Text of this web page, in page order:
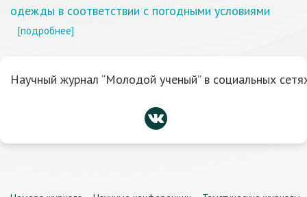
одежды в соответствии с погодными условиями
[подробнее]
Научный журнал “Молодой ученый” в социальных